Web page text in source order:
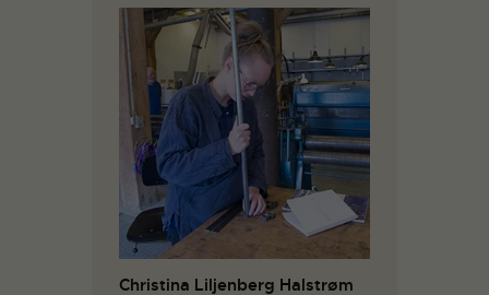
Christina Liljenberg Halstrøm